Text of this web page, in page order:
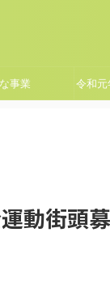
事業 令和元
動街頭